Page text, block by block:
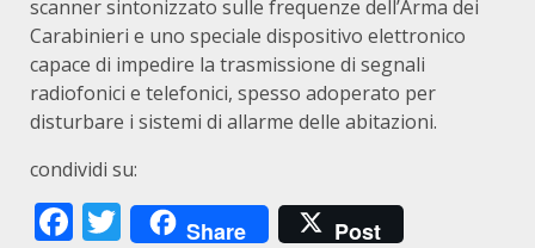
scanner sintonizzato sulle frequenze dell’Arma dei
Carabinieri e uno speciale dispositivo elettronico
capace di impedire la trasmissione di segnali
radiofonici e telefonici, spesso adoperato per
disturbare i sistemi di allarme delle abitazioni.
condividi su:
Facebook
Twitter
Share Post